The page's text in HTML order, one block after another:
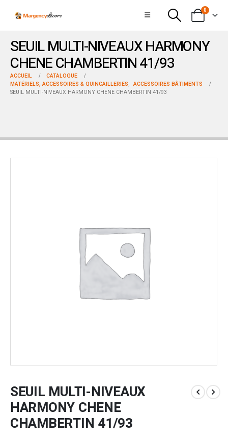
0
SEUIL MULTI-NIVEAUX HARMONY
CHENE CHAMBERTIN 41/93
ACCUEIL
CATALOGUE
MATÉRIELS, ACCESSOIRES & QUINCAILLERIES, ACCESSOIRES BÂTIMENTS
SEUIL MULTI-NIVEAUX HARMONY CHENE CHAMBERTIN 41/93
SEUIL MULTI-NIVEAUX
HARMONY CHENE
CHAMBERTIN 41/93